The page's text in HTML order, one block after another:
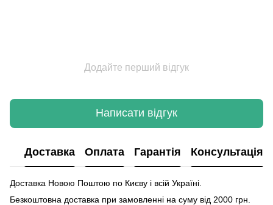
Додайте перший відгук
Написати відгук
Доставка Оплата Гарантія Консультація
Доставка Новою Поштою по Києву і всій Україні.
Безкоштовна доставка при замовленні на суму від 2000 грн.